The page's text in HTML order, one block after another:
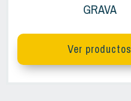
GRAVA
Ver productos